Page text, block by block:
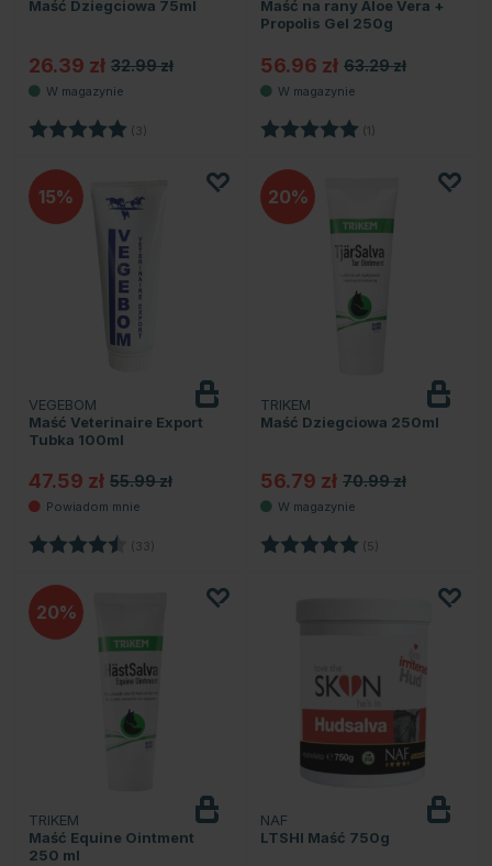
Maść Dziegciowa 75ml
26.39 zł 32.99 zł
Ocena: (3) 5.0 na 5 gwiazdek
Maść na rany Aloe Vera +
Propolis Gel 250g
56.96 zł 63.29 zł
Ocena: (1)
15
VEGEBOM
Maść Veterinaire Export
Tubka 100ml
47.59 zł 55.99 zł
Ocena: (33) 4.7 na 5 gwiazdek
20
TRIKEM
Maść Dziegciowa 250ml
56.79 zł 70.99 zł
Ocena: (5)
20
TRIKEM
Maść Equine Ointment
250 ml
NAF
LTSHI Maść 750g